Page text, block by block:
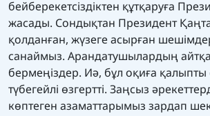
бейберекетсіздіктен құтқаруға
жасады. Сондықтан Президент
қолданған, жүзеге асырған
санаймыз. Арандатушылардың
бермеңіздер. Иә, бұл оқиға қалыпты
түбегейлі өзгертті. Заңсыз
көптеген азаматтарымыз зардап